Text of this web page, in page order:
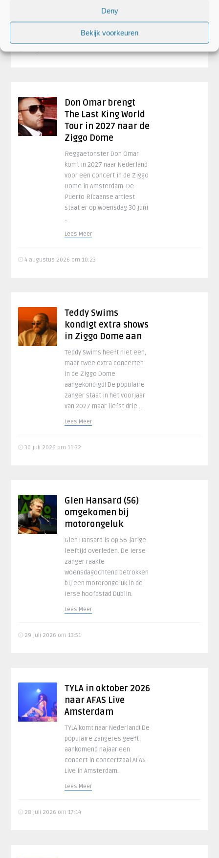
Deny
Bekijk voorkeuren
23 maart in Vorst Nationaal ..
Lees Meer
4 augustus 2026 om 11:06
Don Omar brengt
The Last King World
Tour in 2027 naar de
Ziggo Dome
Reggaetonster Don Omar
komt in 2027 naar Nederland
voor een concert in de Ziggo
Dome in Amsterdam. De
Puerto Ricaanse artiest
staat er op woensdag 30 juni
..
Lees Meer
4 augustus 2026 om 10:23
Teddy Swims
kondigt extra shows
in Ziggo Dome aan
Teddy Swims heeft niet een,
maar twee extra concerten
in de Ziggo Dome
aangekondigd! De populaire
zanger staat in het voorjaar
van 2027 maar liefst drie ..
Lees Meer
30 juli 2026 om 11:32
Glen Hansard (56)
omgekomen bij
motorongeluk
Glen Hansard is op 56-jarige
leeftijd overleden. De Ierse
zanger raakte
woensdagochtend betrokken
bij een motorongeluk in de
Ierse hoofdstad Dublin.
Lees Meer
29 juli 2026 om 13:51
TYLA in oktober 2026
naar AFAS Live
Amsterdam
TYLA komt naar Nederland! De
populaire zangeres geeft
aankomend najaar een
concert in concertzaal AFAS
Live in Amsterdam.
Lees Meer
28 juli 2026 om 17:14